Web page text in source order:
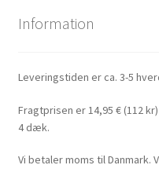
Information
Leveringstiden er ca. 3-5
Fragtprisen er 14,95 € (112
4 dæk.
Vi betaler moms til Danmark.